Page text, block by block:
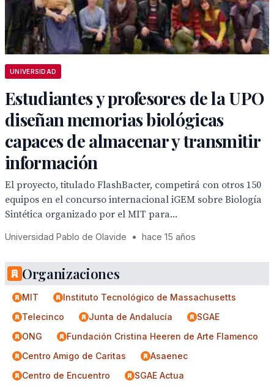
UNIVERSIDAD
Estudiantes y profesores de la UPO
diseñan memorias biológicas
capaces de almacenar y transmitir
información
El proyecto, titulado FlashBacter, competirá con otros 150
equipos en el concurso internacional iGEM sobre Biología
Sintética organizado por el MIT para...
Universidad Pablo de Olavide • hace 15 años
Organizaciones
MIT
Instituto Tecnológico de Massachusetts
Telecinco
Junta de Andalucía
SGAE
ONG
Fundación Cristina Heeren de Arte Flamenco
Centro Amigo de Caritas
Asaenec
Centro de Encuentro
SGAE Actua